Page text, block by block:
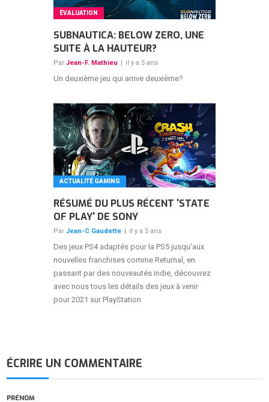
ÉVALUATION
SUBNAUTICA: BELOW ZERO, UNE
SUITE À LA HAUTEUR?
Par Jean-F. Mathieu | il y a 5 ans
Un deuxième jeu qui arrive deuxième?
ACTUALITÉ GAMING
RÉSUMÉ DU PLUS RÉCENT 'STATE
OF PLAY' DE SONY
Par Jean-C Gaudette | il y a 5 ans
Des jeux PS4 adaptés pour la PS5 jusqu'aux
nouvelles franchises comme Returnal, en
passant par des nouveautés indie, découvrez
avec nous tous les détails des jeux à venir
pour 2021 sur PlayStation
ÉCRIRE UN COMMENTAIRE
PRÉNOM